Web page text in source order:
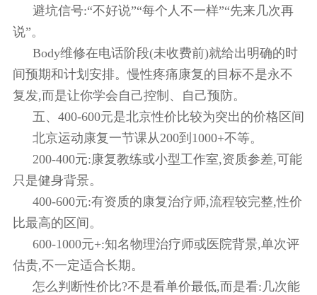
避坑信号:“不好说”“每个人不一样”“先来几次再
说”。
Body维修在电话阶段(未收费前)就给出明确的时
间预期和计划安排。慢性疼痛康复的目标不是永不
复发,而是让你学会自己控制、自己预防。
五、400-600元是北京性价比较为突出的价格区间
北京运动康复一节课从200到1000+不等。
200-400元:康复教练或小型工作室,资质参差,可能
只是健身背景。
400-600元:有资质的康复治疗师,流程较完整,性价
比最高的区间。
600-1000元+:知名物理治疗师或医院背景,单次评
估贵,不一定适合长期。
怎么判断性价比?不是看单价最低,而是看:几次能